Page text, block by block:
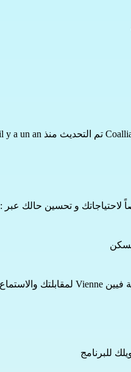
تم التحديث منذ il y a un an
و تحسين حالك عبر :
للبرنامج